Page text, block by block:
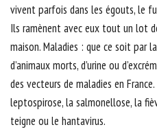
vivent parfois dans les égouts, le
Ils ramènent avec eux tout un lot
maison. Maladies : que ce soit par
d’animaux morts, d’urine ou
des vecteurs de maladies en
leptospirose, la salmonellose, la
teigne ou le hantavirus.